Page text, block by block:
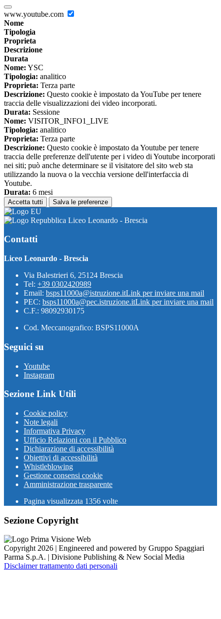
www.youtube.com
Nome
Tipologia
Proprieta
Descrizione
Durata
Nome: YSC
Tipologia: analitico
Proprieta: Terza parte
Descrizione: Questo cookie è impostato da YouTube per tenere
traccia delle visualizzazioni dei video incorporati.
Durata: Sessione
Nome: VISITOR_INFO1_LIVE
Tipologia: analitico
Proprieta: Terza parte
Descrizione: Questo cookie è impostato da Youtube per tenere
traccia delle preferenze dell'utente per i video di Youtube incorporati
nei siti; può anche determinare se il visitatore del sito web sta
utilizzando la nuova o la vecchia versione dell'interfaccia di
Youtube.
Durata: 6 mesi
Accetta tutti Salva le preferenze
Liceo Leonardo - Brescia
Contatti
Liceo Leonardo - Brescia
Via Balestrieri 6, 25124 Brescia
Tel: +39 0302420989
Email: bsps11000a@istruzione.itLink per inviare una mail
PEC: bsps11000a@pec.istruzione.itLink per inviare una mail
C.F.: 98092930175
Cod. Meccanografico: BSPS11000A
Seguici su
Youtube
Instagram
Sezione Link Utili
Cookie policy
Note legali
Informativa Privacy
Ufficio Relazioni con il Pubblico
Dichiarazione di accessibilità
Obiettivi di accessibilità
Whistleblowing
Gestione consensi cookie
Amministrazione trasparente
Pagina visualizzata 1356 volte
Sezione Copyright
Copyright 2026 | Engineered and powered by Gruppo Spaggiari
Parma S.p.A. | Divisione Publishing & New Social Media
Disclaimer trattamento dati personali